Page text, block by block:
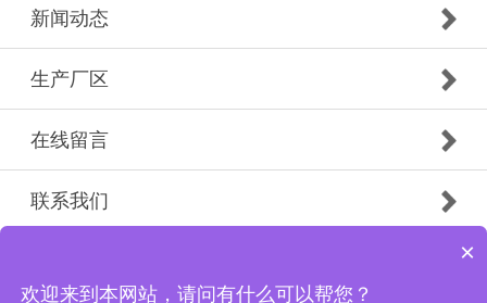
新闻动态
生产厂区
在线留言
联系我们
Copyright © 1989-2021 济南东盛建材有限公司 版权所有
备案号：鲁ICP备2021022171号-1
×
欢迎来到本网站，请问有什么可以帮您？